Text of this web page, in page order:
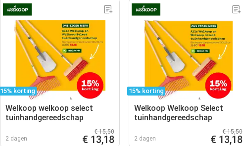
15% korting
Welkoop welkoop select
tuinhandgereedschap
2 dagen
€ 15,50
€ 13,18
15% korting
Welkoop Welkoop Select
tuinhandgereedschap
2 dagen
€ 15,50
€ 13,18